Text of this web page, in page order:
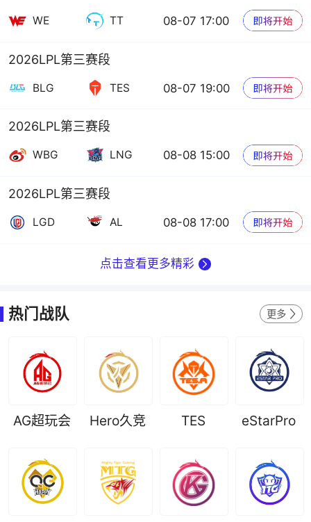
WE TT 08-07 17:00
2026LPL第三赛段
BLG TES 08-07 19:00
2026LPL第三赛段
WBG LNG 08-08 15:00
2026LPL第三赛段
LGD AL 08-08 17:00
点击查看更多精彩
热门战队 更多
AG超玩会 Hero久竞 TES eStarPro